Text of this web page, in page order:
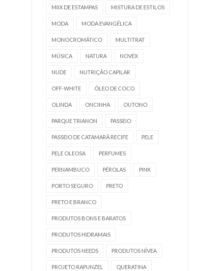
MIIX DE ESTAMPAS MISTURA DE ESTILOS
MODA MODA EVANGÉLICA
MONOCROMÁTICO MULTITRAT
MÚSICA NATURA NOVEX
NUDE NUTRIÇÃO CAPILAR
OFF-WHITE ÓLEO DE COCO
OLINDA ONCINHA OUTONO
PARQUE TRIANON PASSEIO
PASSEIO DE CATAMARÃ RECIFE PELE
PELE OLEOSA PERFUMES
PERNAMBUCO PÉROLAS PINK
PORTO SEGURO PRETO
PRETO E BRANCO
PRODUTOS BONS E BARATOS
PRODUTOS HIDRAMAIS
PRODUTOS NEEDS PRODUTOS NÍVEA
PROJETO RAPUNZEL QUERATINA